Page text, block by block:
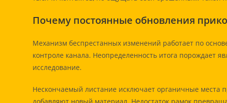
Почему постоянные обновления
Механизм беспрестанных изменений работает по
контроле канала. Неопределенность итога порождает
исследование.
Нескончаемый листание исключает органичные